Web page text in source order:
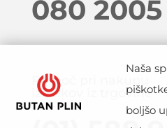
Naša
boljšo
080 2005
Pomoč pri nakupu
izdelkov iz trgovine